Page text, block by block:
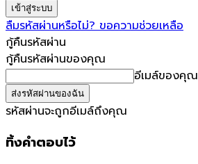
ลืมรหัสผ่านหรือไม่? ขอความช่วยเหลือ
กู้คืนรหัสผ่าน
กู้คืนรหัสผ่านของคุณ
อีเมล์ของคุณ
รหัสผ่านจะถูกอีเมล์ถึงคุณ
ทิ้งคำตอบไว้